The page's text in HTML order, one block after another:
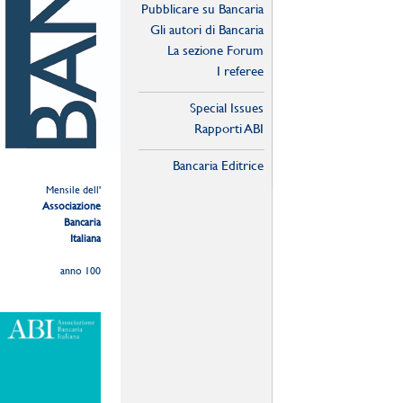
Mensile dell'
Associazione
Bancaria
Italiana
anno 100
Pubblicare su Bancaria
Gli autori di Bancaria
La sezione Forum
I referee
Special Issues
Rapporti ABI
Bancaria Editrice